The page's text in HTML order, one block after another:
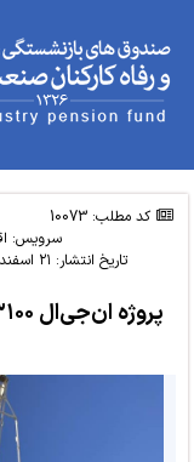
کد مطلب: 10073
سرویس:
تاریخ انتشار: ۲۱ اسفند ۱۴۰۳ - ۱۴:۳۲
پروژه ان‌جی‌ال ۳۱۰۰، گامی کلیدی برای کاهش گازسوزی